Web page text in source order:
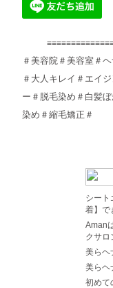
＃美容院＃美容室＃
＃大人キレイ＃エイ
ー＃脱毛染め＃白髪
染め＃縮毛矯正＃
シート
着】で
Aman
クサロ
美ら
美らヘ
初め